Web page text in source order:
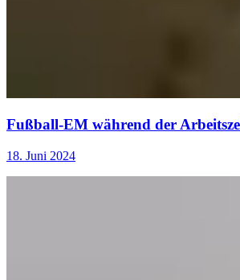
Fußball-EM während der
18. Juni 2024